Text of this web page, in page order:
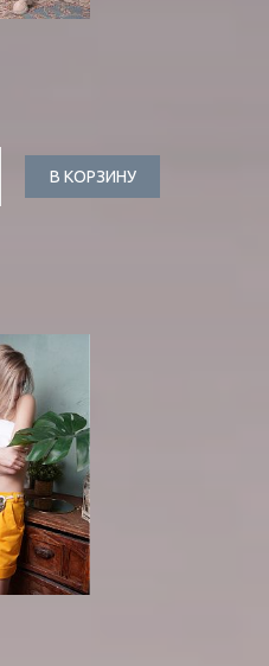
В КОРЗИНУ